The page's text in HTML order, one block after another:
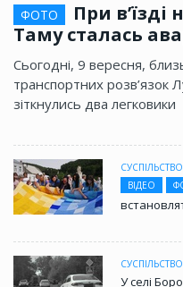
ФОТО
При в’їзді
Таму сталась
Сьогодні, 9 вересня,
транспортних
зіткнулись два легковики
СУСПІЛЬСТВО
ВІДЕО
СУСПІЛЬСТВО
У селі